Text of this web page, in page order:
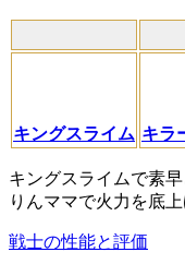
キングスライム キラ
キングスライムで素
りんママで火力を底上
戦士の性能と評価